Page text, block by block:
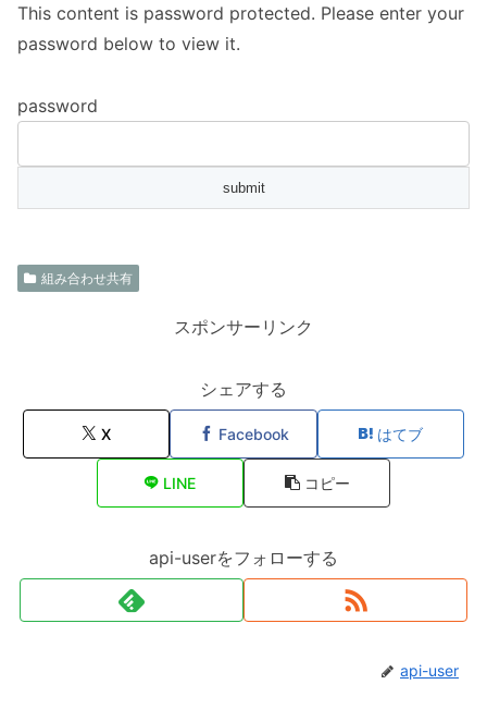
This content is password protected. Please enter your
password below to view it.
password
組み合わせ共有
スポンサーリンク
シェアする
X Facebook はてブ
LINE コピー
api-userをフォローする
api-user